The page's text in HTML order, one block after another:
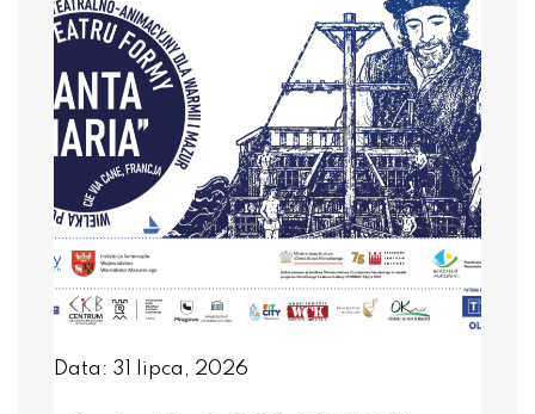
Data: 31 lipca, 2026